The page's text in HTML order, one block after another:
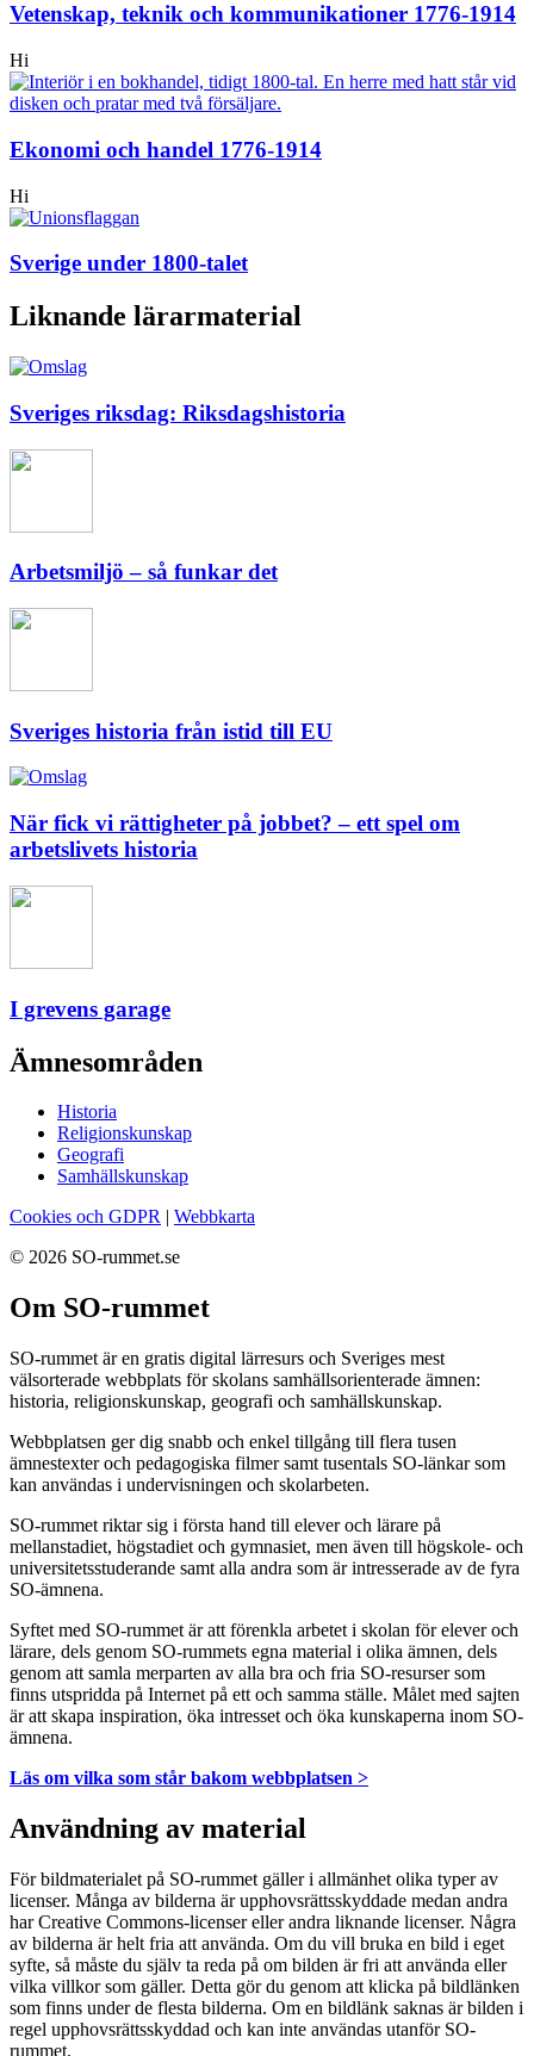
Vetenskap, teknik och kommunikationer 1776-1914
Hi
Ekonomi och handel 1776-1914
Hi
Sverige under 1800-talet
Liknande lärarmaterial
Sveriges riksdag: Riksdagshistoria
Arbetsmiljö – så funkar det
Sveriges historia från istid till EU
När fick vi rättigheter på jobbet? – ett spel om
arbetslivets historia
I grevens garage
Ämnesområden
Historia
Religionskunskap
Geografi
Samhällskunskap
Cookies och GDPR | Webbkarta
© 2026 SO-rummet.se
Om SO-rummet
SO-rummet är en gratis digital lärresurs och Sveriges mest
välsorterade webbplats för skolans samhällsorienterade ämnen:
historia, religionskunskap, geografi och samhällskunskap.
Webbplatsen ger dig snabb och enkel tillgång till flera tusen
ämnestexter och pedagogiska filmer samt tusentals SO-länkar som
kan användas i undervisningen och skolarbeten.
SO-rummet riktar sig i första hand till elever och lärare på
mellanstadiet, högstadiet och gymnasiet, men även till högskole- och
universitetsstuderande samt alla andra som är intresserade av de fyra
SO-ämnena.
Syftet med SO-rummet är att förenkla arbetet i skolan för elever och
lärare, dels genom SO-rummets egna material i olika ämnen, dels
genom att samla merparten av alla bra och fria SO-resurser som
finns utspridda på Internet på ett och samma ställe. Målet med sajten
är att skapa inspiration, öka intresset och öka kunskaperna inom SO-
ämnena.
Läs om vilka som står bakom webbplatsen >
Användning av material
För bildmaterialet på SO-rummet gäller i allmänhet olika typer av
licenser. Många av bilderna är upphovsrättsskyddade medan andra
har Creative Commons-licenser eller andra liknande licenser. Några
av bilderna är helt fria att använda. Om du vill bruka en bild i eget
syfte, så måste du själv ta reda på om bilden är fri att använda eller
vilka villkor som gäller. Detta gör du genom att klicka på bildlänken
som finns under de flesta bilderna. Om en bildlänk saknas är bilden i
regel upphovsrättsskyddad och kan inte användas utanför SO-
rummet.